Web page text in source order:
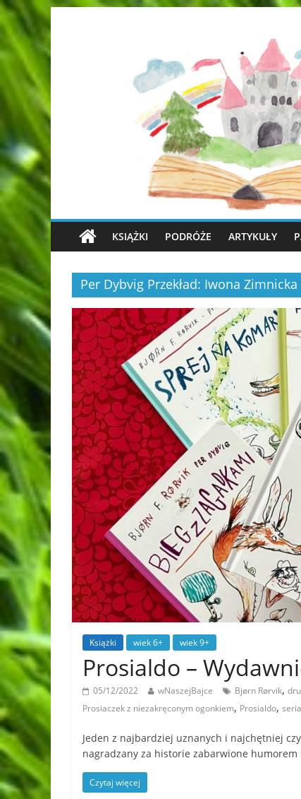
KSIĄŻKI PODRÓŻE ARTYKUŁY
Per Dybvig Przekład: Iwona
Książki wiek 6+ wiek 9+
Prosialdo –
05/12/2022 wNaszejBajce Bjørn Rørvik,
Prosiaczek z niezakręconym ogonkiem, Prosialdo,
Jeden z najbardziej uznanych i najchętniej
nagradzany za historie zabarwione humorem
Czytaj więcej